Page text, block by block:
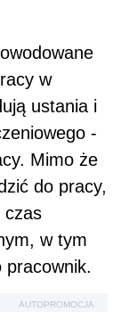
w
ustania i
-
Mimo że
do pracy,
czas
w tym
pracownik.
AUTOPROMOCJA